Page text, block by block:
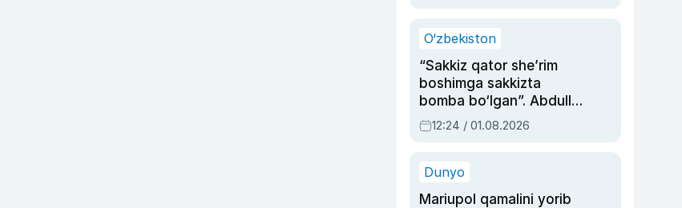
O‘zbekiston
“Sakkiz qator she’rim
boshimga sakkizta
bomba bo‘lgan”. Abdulla
Oripovni siyosiy
ayblovlardan asrab
12:24 / 01.08.2026
Dunyo
Mariupol qamalini yorib